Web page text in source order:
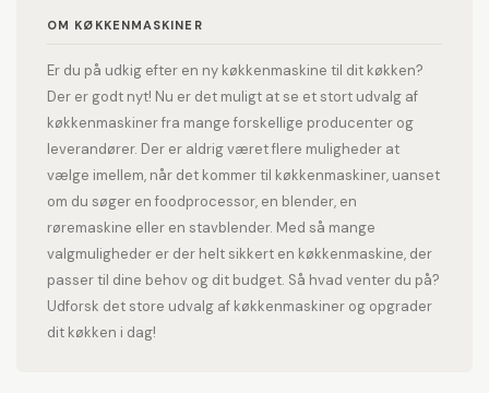
OM KØKKENMASKINER
Er du på udkig efter en ny køkkenmaskine til dit køkken?
Der er godt nyt! Nu er det muligt at se et stort udvalg af
køkkenmaskiner fra mange forskellige producenter og
leverandører. Der er aldrig været flere muligheder at
vælge imellem, når det kommer til køkkenmaskiner, uanset
om du søger en foodprocessor, en blender, en
røremaskine eller en stavblender. Med så mange
valgmuligheder er der helt sikkert en køkkenmaskine, der
passer til dine behov og dit budget. Så hvad venter du på?
Udforsk det store udvalg af køkkenmaskiner og opgrader
dit køkken i dag!